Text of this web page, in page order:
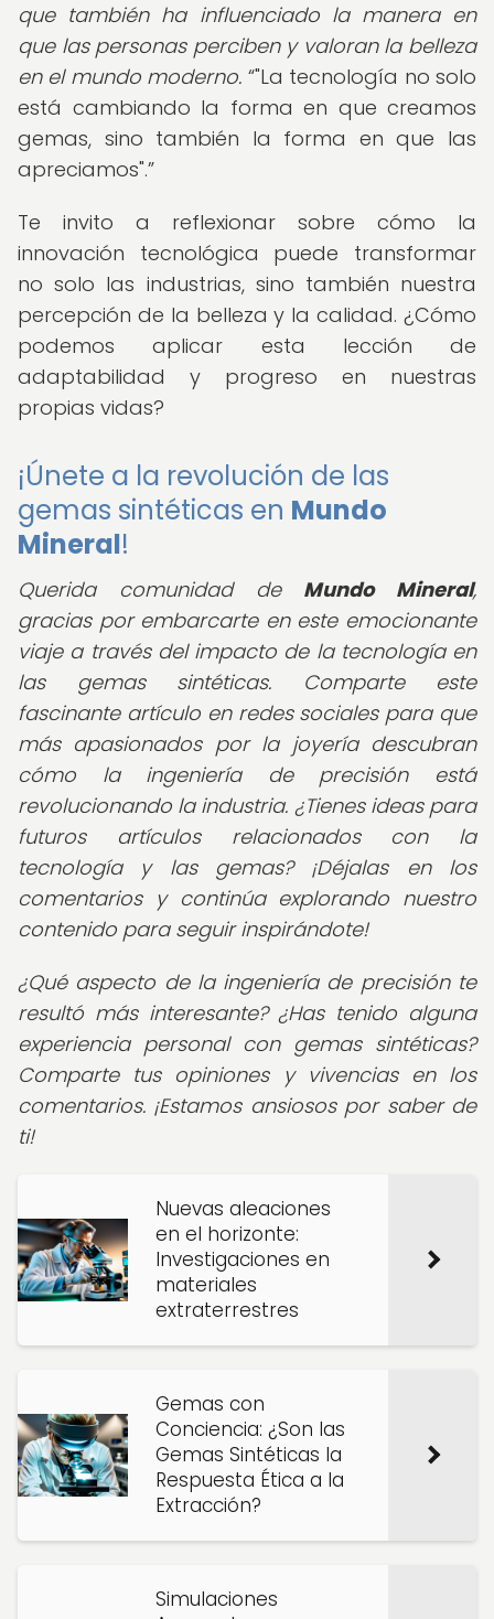
que también ha influenciado la manera en
que las personas perciben y valoran la belleza
en el mundo moderno. "La tecnología no solo
está cambiando la forma en que creamos
gemas, sino también la forma en que las
apreciamos".
Te invito a reflexionar sobre cómo la
innovación tecnológica puede transformar
no solo las industrias, sino también nuestra
percepción de la belleza y la calidad. ¿Cómo
podemos aplicar esta lección de
adaptabilidad y progreso en nuestras
propias vidas?
¡Únete a la revolución de las
gemas sintéticas en Mundo
Mineral!
Querida comunidad de Mundo Mineral,
gracias por embarcarte en este emocionante
viaje a través del impacto de la tecnología en
las gemas sintéticas. Comparte este
fascinante artículo en redes sociales para que
más apasionados por la joyería descubran
cómo la ingeniería de precisión está
revolucionando la industria. ¿Tienes ideas para
futuros artículos relacionados con la
tecnología y las gemas? ¡Déjalas en los
comentarios y continúa explorando nuestro
contenido para seguir inspirándote!
¿Qué aspecto de la ingeniería de precisión te
resultó más interesante? ¿Has tenido alguna
experiencia personal con gemas sintéticas?
Comparte tus opiniones y vivencias en los
comentarios. ¡Estamos ansiosos por saber de
ti!
Nuevas aleaciones
en el horizonte:
Investigaciones en
materiales
extraterrestres
Gemas con
Conciencia: ¿Son las
Gemas Sintéticas la
Respuesta Ética a la
Extracción?
Simulaciones